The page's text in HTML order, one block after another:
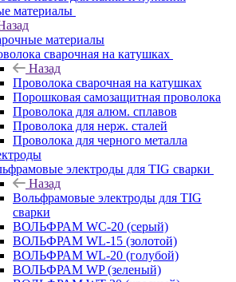
материалы
материалы
сварочная на катушках
Назад
Проволока сварочная на катушках
Порошковая самозащитная проволока
Проволока для алюм. сплавов
Проволока для нерж. сталей
Проволока для черного металла
электроды для TIG сварки
Назад
Вольфрамовые электроды для TIG
сварки
ВОЛЬФРАМ WC-20 (серый)
ВОЛЬФРАМ WL-15 (золотой)
ВОЛЬФРАМ WL-20 (голубой)
ВОЛЬФРАМ WP (зеленый)